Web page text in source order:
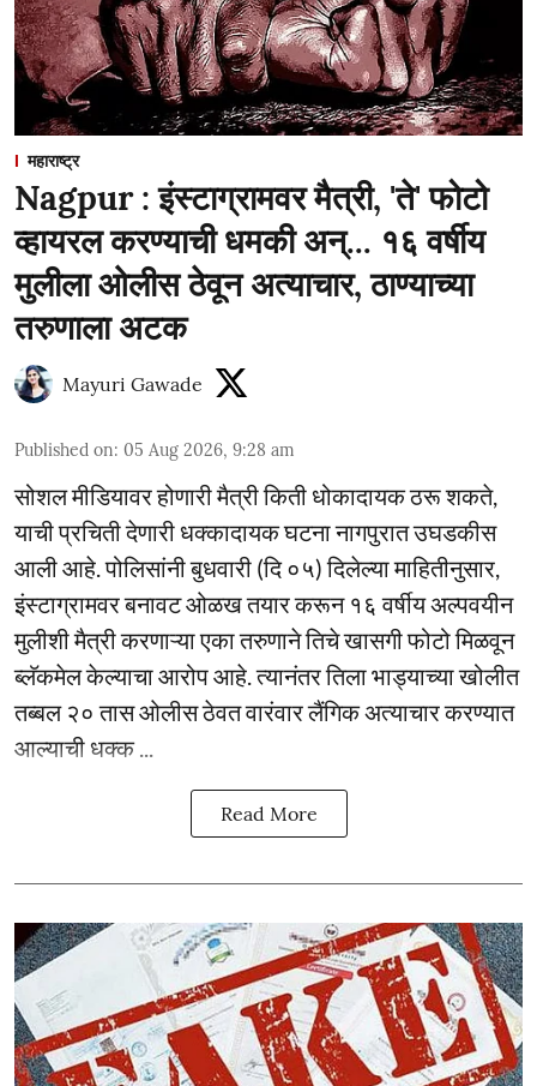
महाराष्ट्र
Nagpur : इंस्टाग्रामवर मैत्री, 'ते' फोटो
व्हायरल करण्याची धमकी अन्... १६ वर्षीय
मुलीला ओलीस ठेवून अत्याचार, ठाण्याच्या
तरुणाला अटक
Mayuri Gawade
Published on: 05 Aug 2026, 9:28 am
सोशल मीडियावर होणारी मैत्री किती धोकादायक ठरू शकते,
याची प्रचिती देणारी धक्कादायक घटना नागपुरात उघडकीस
आली आहे. पोलिसांनी बुधवारी (दि ०५) दिलेल्या माहितीनुसार,
इंस्टाग्रामवर बनावट ओळख तयार करून १६ वर्षीय अल्पवयीन
मुलीशी मैत्री करणाऱ्या एका तरुणाने तिचे खासगी फोटो मिळवून
ब्लॅकमेल केल्याचा आरोप आहे. त्यानंतर तिला भाड्याच्या खोलीत
तब्बल २० तास ओलीस ठेवत वारंवार लैंगिक अत्याचार करण्यात
आल्याची धक्क ...
Read More